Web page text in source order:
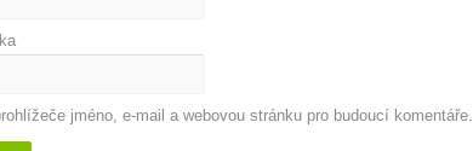
jméno, e-mail a webovou stránku pro budoucí komentáře.